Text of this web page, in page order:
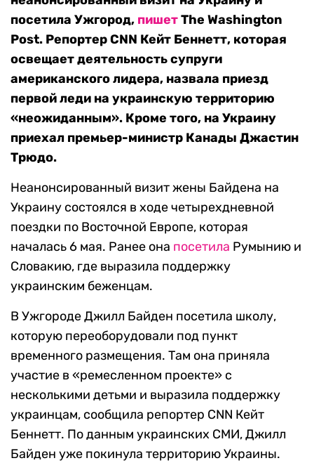
посетила Ужгород, пишетThe Washington
Post. Репортер СNN Кейт Беннетт, которая
освещает деятельность супруги
американского лидера, назвала приезд
первой леди на украинскую территорию
«неожиданным». Кроме того, на Украину
приехал премьер-министр Канады Джастин
Трюдо.
Неанонсированный визит жены Байдена на
Украину состоялся в ходе четырехдневной
поездки по Восточной Европе, которая
началась 6 мая. Ранее она посетила Румынию и
Словакию, где выразила поддержку
украинским беженцам.
В Ужгороде Джилл Байден посетила школу,
которую переоборудовали под пункт
временного размещения. Там она приняла
участие в «ремесленном проекте» с
несколькими детьми и выразила поддержку
украинцам, сообщила репортер СNN Кейт
Беннетт. По данным украинских СМИ, Джилл
Байден уже покинула территорию Украины.